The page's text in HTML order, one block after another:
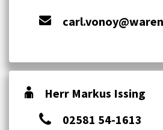
Herr Markus Issing
02581 54-1613